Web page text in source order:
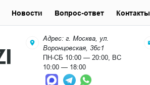
Адрес: г. Москва, ул.
Воронцовская, 36с1
ПН-СБ 10:00 — 20:00, ВС
10:00 — 18:00
Новости Вопрос-ответ Контакты